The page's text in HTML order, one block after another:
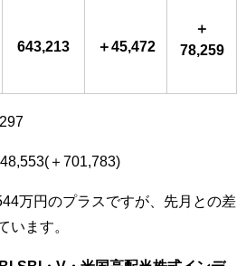
643,213 ＋45,472
＋
78,259
＋701,783)
万円のプラスですが、先月との差
います。